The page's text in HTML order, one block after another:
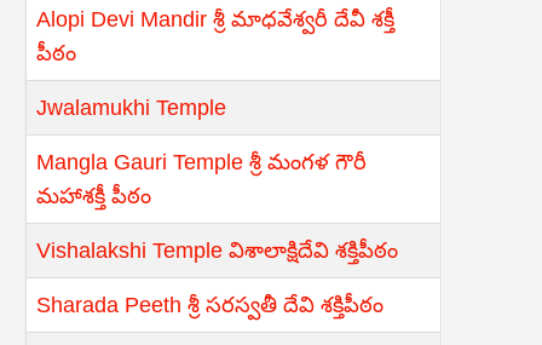
Alopi Devi Mandir శ్రీ మాధవేశ్వరీ దేవీ శక్తీ
పీఠం
Jwalamukhi Temple
Mangla Gauri Temple శ్రీ మంగళ గౌరీ
మహాశక్తీ పీఠం
Vishalakshi Temple విశాలాక్షిదేవి శక్తిపీఠం
Sharada Peeth శ్రీ సరస్వతీ దేవి శక్తిపీఠం